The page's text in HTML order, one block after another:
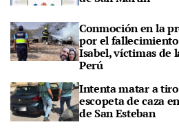
Conmoción en la
por el
Isabel, víctimas de
Perú
Intenta matar a
escopeta de caza
de San Esteban